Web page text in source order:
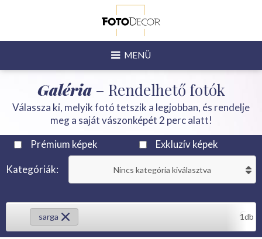
MENÜ
Galéria– Rendelhető fotók
Válassza ki, melyik fotó tetszik a legjobban, és rendelje
meg a saját vászonképét 2 perc alatt!
Prémium képek
Exkluzív képek
Kategóriák Nincs kategória kiválasztva
sarga 1db